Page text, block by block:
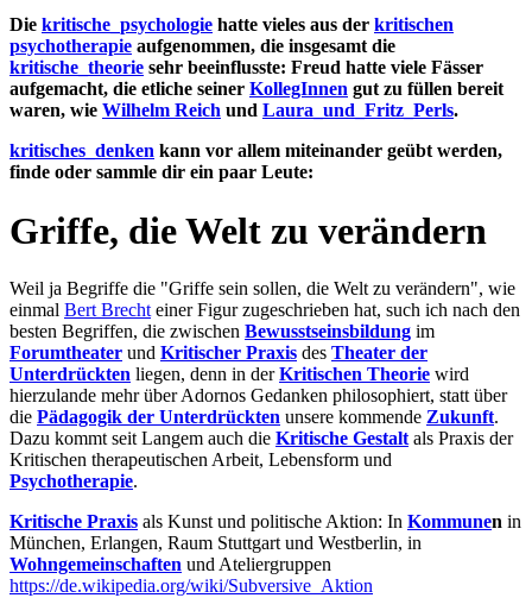
Die kritische_psychologie hatte vieles aus der kritischen
psychotherapie aufgenommen, die insgesamt die
kritische_theorie sehr beeinflusste: Freud hatte viele Fässer
aufgemacht, die etliche seiner KollegInnen gut zu füllen bereit
waren, wie Wilhelm Reich und Laura_und_Fritz_Perls.
kritisches_denken kann vor allem miteinander geübt werden,
finde oder sammle dir ein paar Leute:
Griffe, die Welt zu verändern
Weil ja Begriffe die "Griffe sein sollen, die Welt zu verändern", wie
einmal Bert Brecht einer Figur zugeschrieben hat, such ich nach den
besten Begriffen, die zwischen Bewusstseinsbildung im
Forumtheater und Kritischer Praxis des Theater der
Unterdrückten liegen, denn in derKritischen Theorie wird
hierzulande mehr über Adornos Gedanken philosophiert, statt über
die Pädagogik der Unterdrückten unsere kommende Zukunft.
Dazu kommt seit Langem auch die Kritische Gestalt als Praxis der
Kritischen therapeutischen Arbeit, Lebensform und
Psychotherapie.
Kritische Praxis als Kunst und politische Aktion: In Kommunen in
München, Erlangen, Raum Stuttgart und Westberlin, in
Wohngemeinschaften und Ateliergruppen
https://de.wikipedia.org/wiki/Subversive_Aktion